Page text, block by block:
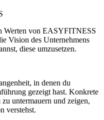
Werten von EASYFITNESS
Vision des Unternehmens
diese umzusetzen.
in denen du
gezeigt hast. Konkrete
untermauern und zeigen,
verstehst.